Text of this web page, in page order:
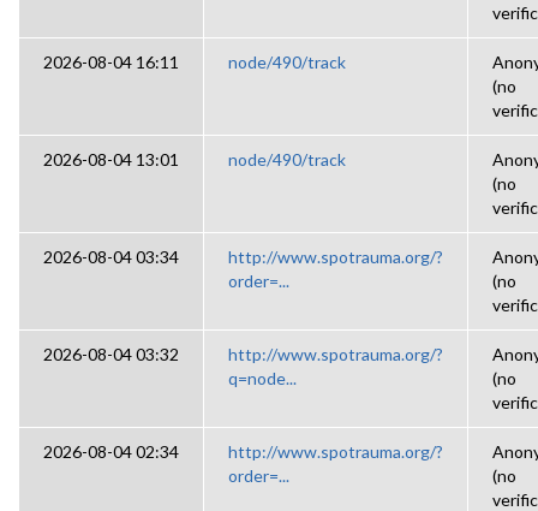
2026-08-04 16:11 node/490/track
(no
2026-08-04 13:01 node/490/track
(no
2026-08-04 03:34
http://www.spotrauma.org/?
order=...
(no
2026-08-04 03:32
http://www.spotrauma.org/?
q=node...
(no
2026-08-04 02:34
http://www.spotrauma.org/?
order=...
(no